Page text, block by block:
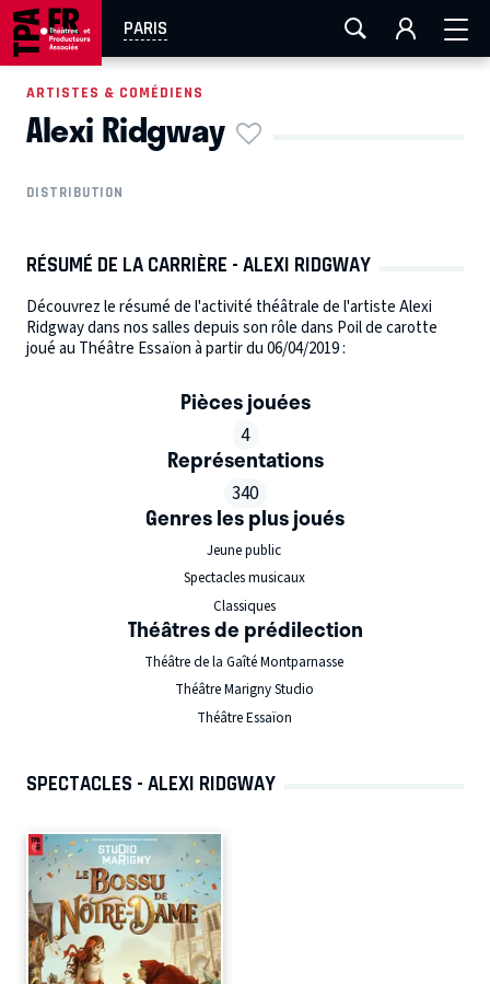
PARIS
AIX-MARSEILLE LA ROCHELLE
EN TOURNÉE
ARTISTES & COMÉDIENS
Alexi Ridgway
DISTRIBUTION
RÉSUMÉ DE LA CARRIÈRE - ALEXI RIDGWAY
Découvrez le résumé de l'activité théâtrale de l'artiste Alexi
Ridgway dans nos salles depuis son rôle dans Poil de carotte
joué au Théâtre Essaïon à partir du 06/04/2019 :
Pièces jouées
4
Représentations
340
Genres les plus joués
Jeune public
Spectacles musicaux
Classiques
Théâtres de prédilection
Théâtre de la Gaîté Montparnasse
Théâtre Marigny Studio
Théâtre Essaïon
SPECTACLES - ALEXI RIDGWAY